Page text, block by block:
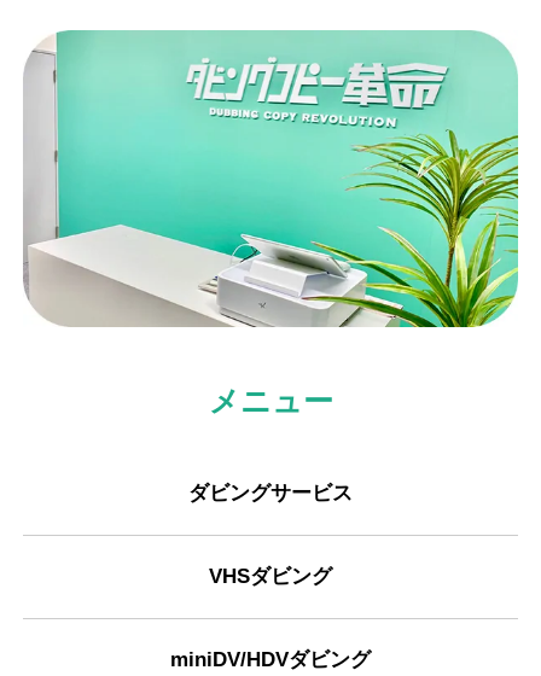
メニュー
ダビングサービス
VHSダビング
miniDV/HDVダビング